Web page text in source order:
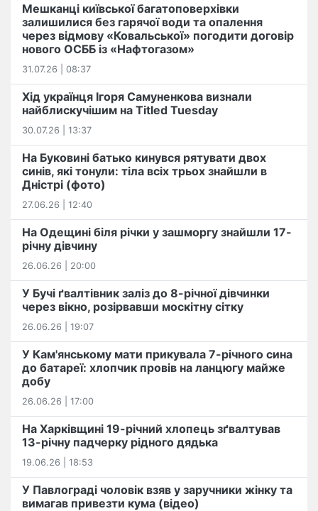
Мешканці київської багатоповерхівки
залишилися без гарячої води та опалення
через відмову «Ковальської» погодити договір
нового ОСББ із «Нафтогазом»
31.07.26 | 08:37
Хід українця Ігоря Самуненкова визнали
найблискучішим на Titled Tuesday
30.07.26 | 13:37
На Буковині батько кинувся рятувати двох
синів, які тонули: тіла всіх трьох знайшли в
Дністрі (фото)
27.06.26 | 12:40
На Одещині біля річки у зашморгу знайшли 17-
річну дівчину
26.06.26 | 20:00
У Бучі ґвалтівник заліз до 8-річної дівчинки
через вікно, розірвавши москітну сітку
26.06.26 | 19:07
У Кам'янському мати прикувала 7-річного сина
до батареї: хлопчик провів на ланцюгу майже
добу
26.06.26 | 17:00
На Харківщині 19-річний хлопець​ ️зґвалтував
13-річну падчерку рідного дядька
19.06.26 | 18:53
У Павлограді чоловік взяв у заручники жінку та
вимагав привезти кума (відео)